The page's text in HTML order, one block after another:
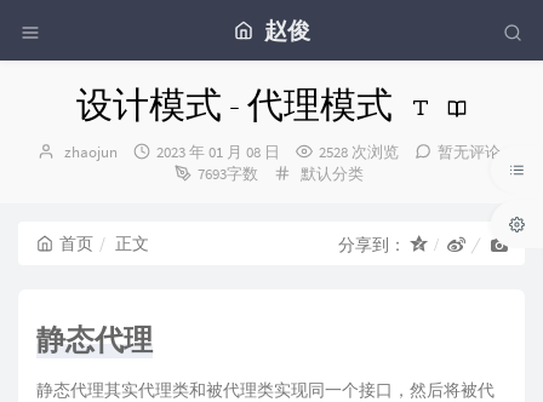
赵俊
设计模式 - 代理模式
博
zhaojun
发
2023 年 01 月 08 日 2528 次浏览
暂无评论
7693字数
分
默认分类
首页 正文 分享到：
静态代理
静态代理其实代理类和被代理类实现同一个接口，然后将被代